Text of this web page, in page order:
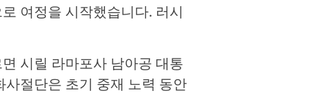
여정을 시작했습니다. 러시
시릴 라마포사 남아공 대통
절단은 초기 중재 노력 동안